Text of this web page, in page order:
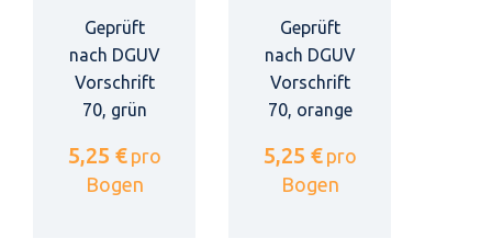
Geprüft
nach DGUV
Vorschrift
70, grün
5,25 € pro
Bogen
Geprüft
nach DGUV
Vorschrift
70, orange
5,25 € pro
Bogen